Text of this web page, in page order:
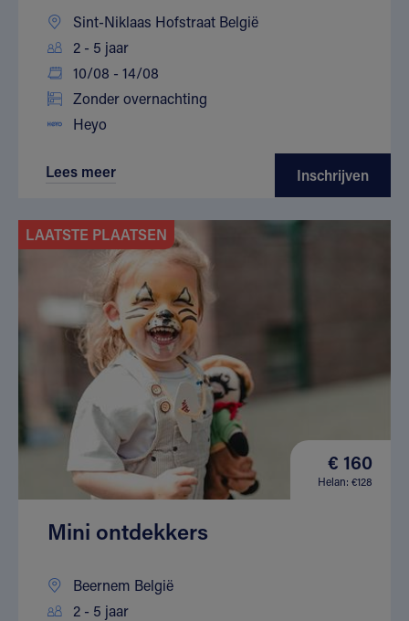
Sint-Niklaas Hofstraat België
2 - 5 jaar
10/08 - 14/08
Zonder overnachting
Heyo
Lees meer Inschrijven
LAATSTE PLAATSEN
€ 160
Helan: €128
Mini ontdekkers
Beernem België
2 - 5 jaar